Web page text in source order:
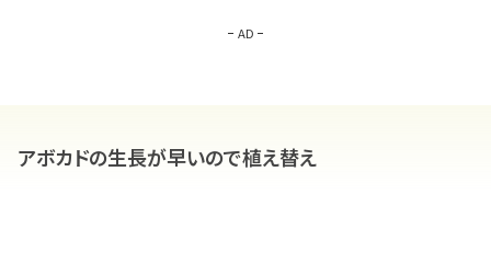
AD
アボカドの生長が早いので植え替え